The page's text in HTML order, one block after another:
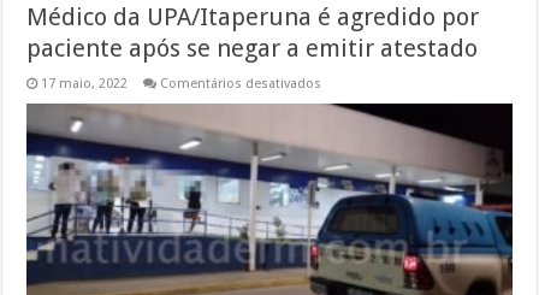
Médico da UPA/Itaperuna é agredido por
paciente após se negar a emitir atestado
17 maio, 2022 Comentários desativados
UPA/Itaperuna
agredido
por
paciente
após
se
negar
a
emitir
atestado